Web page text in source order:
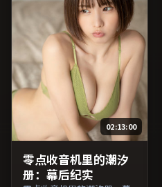
02:13:00
零点收音机里的潮汐
册：幕后纪实